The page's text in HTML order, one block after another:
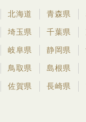
北海道 青森県
埼玉県 千葉県
岐阜県 静岡県
鳥取県 島根県
佐賀県 長崎県